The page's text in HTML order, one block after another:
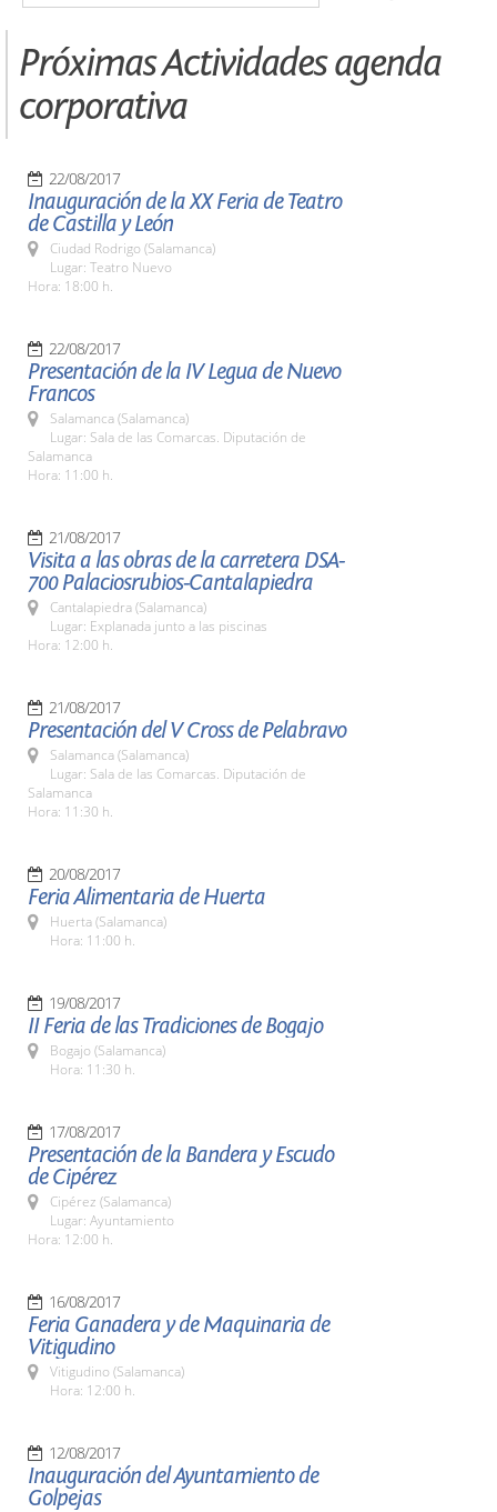
Próximas Actividades agenda
corporativa
22/08/2017
Inauguración de la XX Feria de Teatro
de Castilla y León
Ciudad Rodrigo (Salamanca)
Lugar: Teatro Nuevo
Hora: 18:00 h.
22/08/2017
Presentación de la IV Legua de Nuevo
Francos
Salamanca (Salamanca)
Lugar: Sala de las Comarcas. Diputación de
Salamanca
Hora: 11:00 h.
21/08/2017
Visita a las obras de la carretera DSA-
700 Palaciosrubios-Cantalapiedra
Cantalapiedra (Salamanca)
Lugar: Explanada junto a las piscinas
Hora: 12:00 h.
21/08/2017
Presentación del V Cross de Pelabravo
Salamanca (Salamanca)
Lugar: Sala de las Comarcas. Diputación de
Salamanca
Hora: 11:30 h.
20/08/2017
Feria Alimentaria de Huerta
Huerta (Salamanca)
Hora: 11:00 h.
19/08/2017
II Feria de las Tradiciones de Bogajo
Bogajo (Salamanca)
Hora: 11:30 h.
17/08/2017
Presentación de la Bandera y Escudo
de Cipérez
Cipérez (Salamanca)
Lugar: Ayuntamiento
Hora: 12:00 h.
16/08/2017
Feria Ganadera y de Maquinaria de
Vitigudino
Vitigudino (Salamanca)
Hora: 12:00 h.
12/08/2017
Inauguración del Ayuntamiento de
Golpejas